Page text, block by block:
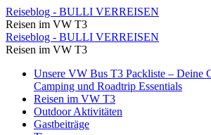
Wir
folgen
der
D81
Richtung
Porto
Reiseblog - BULLI VERREISEN
Reisen im VW T3
Wir
folgen
der
D81
Reiseblog - BULLI VERREISEN
Reisen im VW T3
Skip
content
Unsere VW Bus T3 Packliste – Deine
Camping und Roadtrip Essentials
Reisen im VW T3
Outdoor Aktivitäten
Gastbeiträge